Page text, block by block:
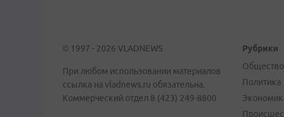
© 1997 - 2026 VLADNEWS
При любом использовании материалов
ссылка на vladnews.ru обязательна.
Коммерческий отдел 8 (423) 249-8800
Рубрики
Общество
Политика